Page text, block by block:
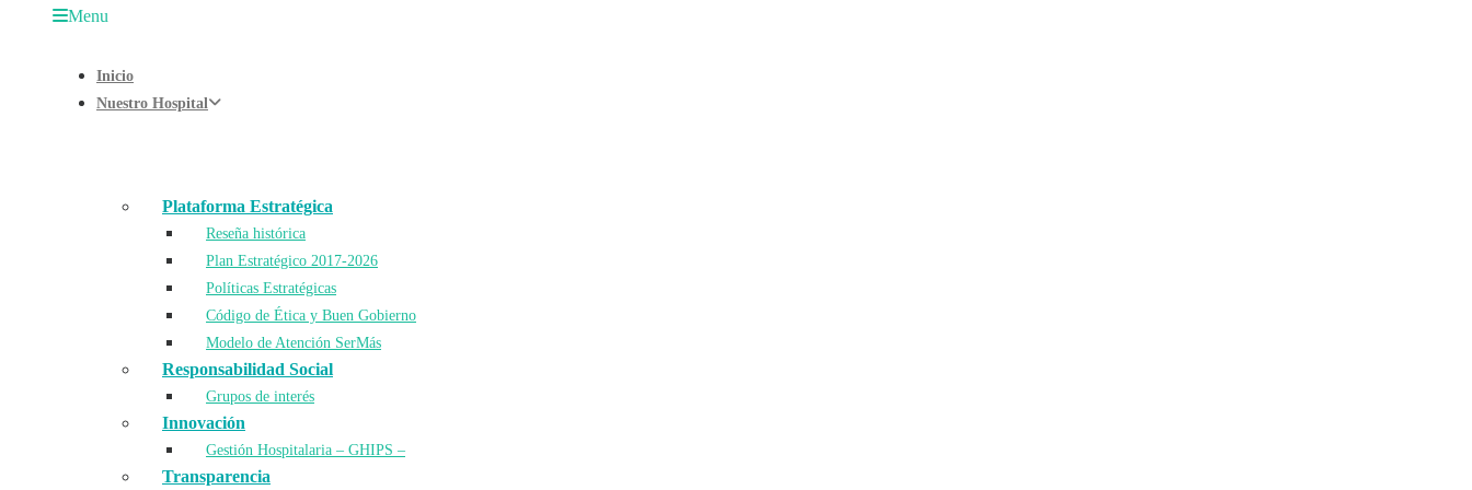
Menu
Inicio
Nuestro Hospital
Plataforma Estratégica
Reseña histórica
Plan Estratégico 2017-2026
Políticas Estratégicas
Código de Ética y Buen Gobierno
Modelo de Atención SerMás
Responsabilidad Social
Grupos de interés
Innovación
Gestión Hospitalaria – GHIPS –
Transparencia